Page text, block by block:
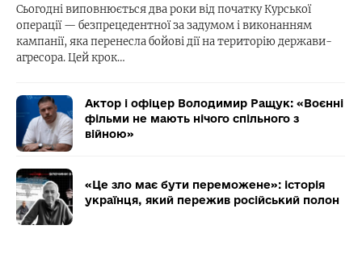
Сьогодні виповнюється два роки від початку Курської
операції — безпрецедентної за задумом і виконанням
кампанії, яка перенесла бойові дії на територію держави-
агресора. Цей крок…
Актор і офіцер Володимир Ращук: «Воєнні
фільми не мають нічого спільного з
війною»
«Це зло має бути переможене»: історія
українця, який пережив російський полон